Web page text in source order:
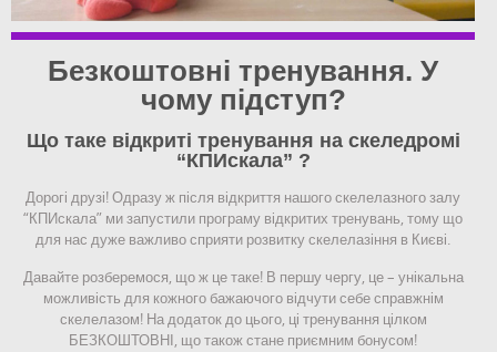
Безкоштовні тренування. У
чому підступ?
Що таке відкриті тренування на скеледромі
“КПИскала” ?
Дорогі друзі! Одразу ж після відкриття нашого скелелазного залу
“КПИскала” ми запустили програму відкритих тренувань, тому що
для нас дуже важливо сприяти розвитку скелелазіння в Києві.
Давайте розберемося, що ж це таке! В першу чергу, це – унікальна
можливість для кожного бажаючого відчути себе справжнім
скелелазом! На додаток до цього, ці тренування цілком
БЕЗКОШТОВНІ, що також стане приємним бонусом!